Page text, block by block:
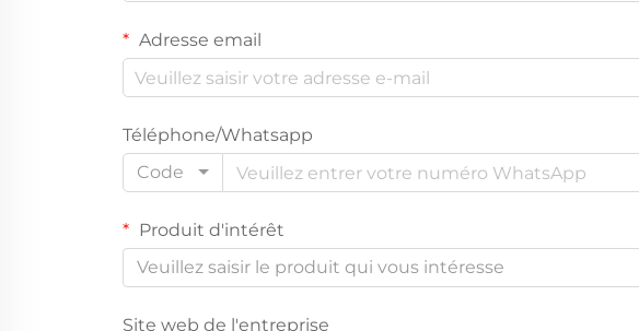
Adresse email
Téléphone/Whatsapp
Code
Produit d'intérêt
Veuillez saisir le produit qui vous intéresse
Site web de l'entreprise